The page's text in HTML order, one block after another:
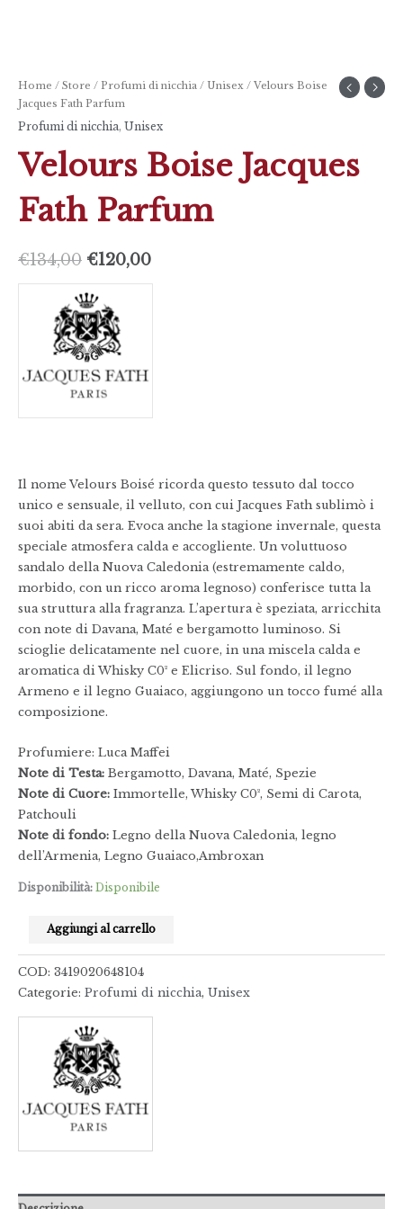
Home / Store / Profumi di nicchia / Unisex / Velours Boise
Jacques Fath Parfum
Profumi di nicchia, Unisex
Velours Boise Jacques
Fath Parfum
€134,00 €120,00
Il nome Velours Boisé ricorda questo tessuto dal tocco
unico e sensuale, il velluto, con cui Jacques Fath sublimò i
suoi abiti da sera. Evoca anche la stagione invernale, questa
speciale atmosfera calda e accogliente. Un voluttuoso
sandalo della Nuova Caledonia (estremamente caldo,
morbido, con un ricco aroma legnoso) conferisce tutta la
sua struttura alla fragranza. L’apertura è speziata, arricchita
con note di Davana, Maté e bergamotto luminoso. Si
scioglie delicatamente nel cuore, in una miscela calda e
aromatica di Whisky C0² e Elicriso. Sul fondo, il legno
Armeno e il legno Guaiaco, aggiungono un tocco fumé alla
composizione.
Profumiere: Luca Maffei
Note di Testa: Bergamotto, Davana, Maté, Spezie
Note di Cuore: Immortelle, Whisky C0², Semi di Carota,
Patchouli
Note di fondo: Legno della Nuova Caledonia, legno
dell’Armenia, Legno Guaiaco,Ambroxan
Disponibilità: Disponibile
Aggiungi al carrello
COD: 3419020648104
Categorie: Profumi di nicchia, Unisex